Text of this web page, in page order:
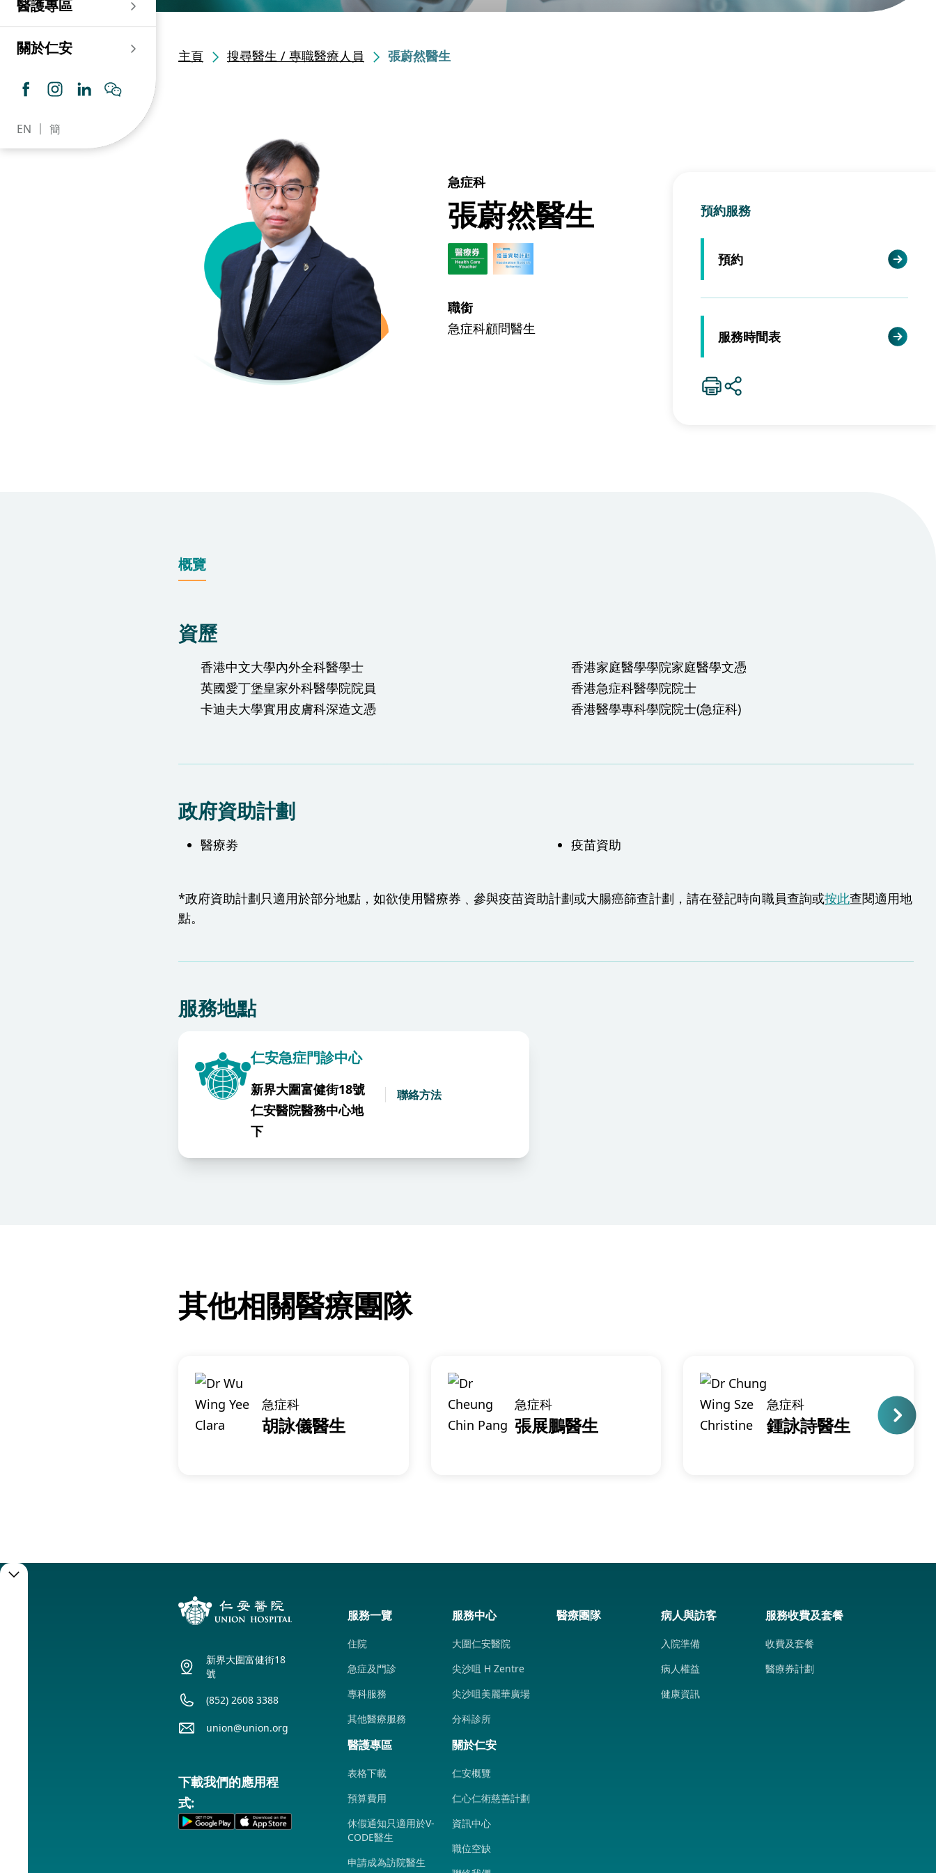
老人科
血液及血液腫瘤科
感染及傳染病科
耳鼻喉科
兒科
心理衛生服務 / 精神科
傷口及造口專科護理服
務
藥房​
仁安心臟中心
內分泌及糖尿專科診
仁安眼科中心
醫護專區
關於仁安
EN 簡
主頁 搜尋醫生 / 專職醫療人員 張蔚然醫生
急症科
張蔚然醫生
職銜
急症科顧問醫生
預約服務
預約
服務時間表
概覽
資歷
香港中文大學內外全科醫學士
英國愛丁堡皇家外科醫學院院員
卡迪夫大學實用皮膚科深造文憑
香港家庭醫學學院家庭醫學文憑
香港急症科醫學院院士
香港醫學專科學院院士(急症科)
政府資助計劃
醫療劵 疫苗資助
*政府資助計劃只適用於部分地點，如欲使用醫療券﹑參與疫苗資助計劃或大腸癌篩查計劃，請在登記時向職員查詢或按此查閱適用地
點。​
服務地點
仁安急症門診中心
新界大圍富健街18號
仁安醫院醫務中心地
下
聯絡方法
其他相關醫療團隊
急症科
胡詠儀醫生
急症科
張展鵬醫生
急症科
鍾詠詩醫生
新界大圍富健街18
號
(852) 2608 3388
union@union.org
下載我們的應用程
式:
服務一覽
住院
急症及門診
專科服務
其他醫療服務
服務中心
大圍仁安醫院
尖沙咀 H Zentre
尖沙咀美麗華廣場
分科診所
醫療團隊 病人與訪客
入院準備
病人權益
健康資訊
服務收費及套餐
收費及套餐
醫療券計劃
醫護專區
表格下載
預算費用
休假通知只適用於V-
CODE醫生
申請成為訪院醫生
關於仁安
仁安概覽
仁心仁術慈善計劃
資訊中心
職位空缺